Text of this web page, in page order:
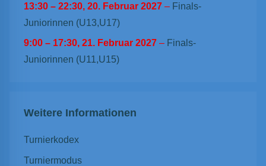
13:30 – 22:30, 20. Februar 2027 – Finals-
Juniorinnen (U13,U17)
9:00 – 17:30, 21. Februar 2027 – Finals-
Juniorinnen (U11,U15)
Weitere Informationen
Turnierkodex
Turniermodus